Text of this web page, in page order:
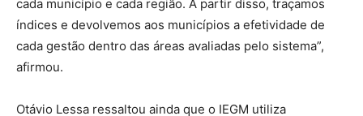
cada município e cada região. A partir disso, traçamos
índices e devolvemos aos municípios a efetividade de
cada gestão dentro das áreas avaliadas pelo sistema”,
afirmou.
Otávio Lessa ressaltou ainda que o IEGM utiliza